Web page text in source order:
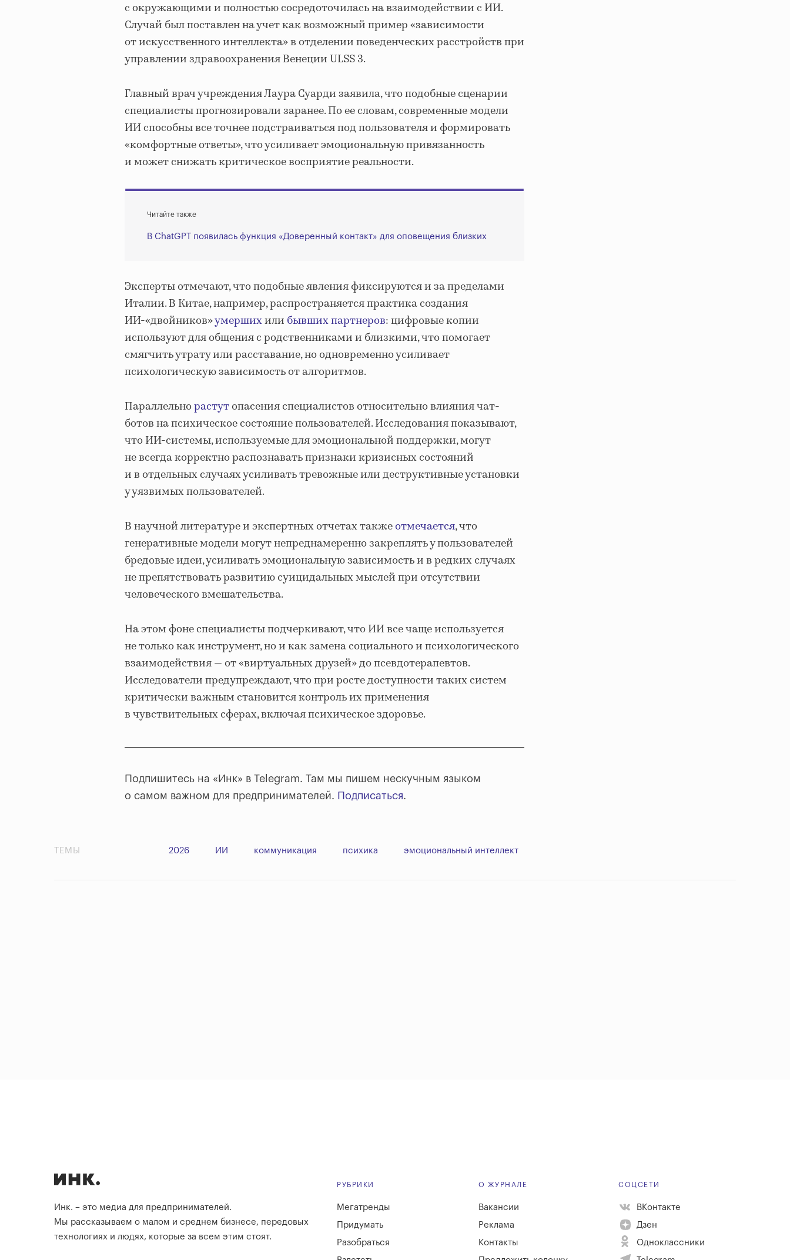
с окружающими и полностью сосредоточилась на взаимодействии с ИИ.
Случай был поставлен на учет как возможный пример «зависимости
от искусственного интеллекта» в отделении поведенческих расстройств при
управлении здравоохранения Венеции ULSS 3.
Главный врач учреждения Лаура Суарди заявила, что подобные сценарии
специалисты прогнозировали заранее. По ее словам, современные модели
ИИ способны все точнее подстраиваться под пользователя и формировать
«комфортные ответы», что усиливает эмоциональную привязанность
и может снижать критическое восприятие реальности.
Читайте также
В ChatGPT появилась функция «Доверенный контакт» для оповещения близких
Эксперты отмечают, что подобные явления фиксируются и за пределами
Италии. В Китае, например, распространяется практика создания
ИИ-«двойников»умершихили бывших партнеров: цифровые копии
используют для общения с родственниками и близкими, что помогает
смягчить утрату или расставание, но одновременно усиливает
психологическую зависимость от алгоритмов.
Параллельнорастутопасения специалистов относительно влияния чат-
ботов на психическое состояние пользователей. Исследования показывают,
что ИИ-системы, используемые для эмоциональной поддержки, могут
не всегда корректно распознавать признаки кризисных состояний
и в отдельных случаях усиливать тревожные или деструктивные установки
у уязвимых пользователей.
В научной литературе и экспертных отчетах такжеотмечается, что
генеративные модели могут непреднамеренно закреплять у пользователей
бредовые идеи, усиливать эмоциональную зависимость и в редких случаях
не препятствовать развитию суицидальных мыслей при отсутствии
человеческого вмешательства.
На этом фоне специалисты подчеркивают, что ИИ все чаще используется
не только как инструмент, но и как замена социального и психологического
взаимодействия — от «виртуальных друзей» до псевдотерапевтов.
Исследователи предупреждают, что при росте доступности таких систем
критически важным становится контроль их применения
в чувствительных сферах, включая психическое здоровье.
Подпишитесь на «Инк» в Telegram. Там мы пишем нескучным языком
о самом важном для предпринимателей. Подписаться.
ТЕМЫ 2026 ИИ коммуникация психика эмоциональный интеллект
Инк. – это медиа для предпринимателей.
Мы рассказываем о малом и среднем бизнесе, передовых
технологиях и людях, которые за всем этим стоят.
РУБРИКИ
Мегатренды
Придумать
Разобраться
О ЖУРНАЛЕ
Вакансии
Реклама
Контакты
СОЦСЕТИ
ВКонтакте
Дзен
Одноклассники